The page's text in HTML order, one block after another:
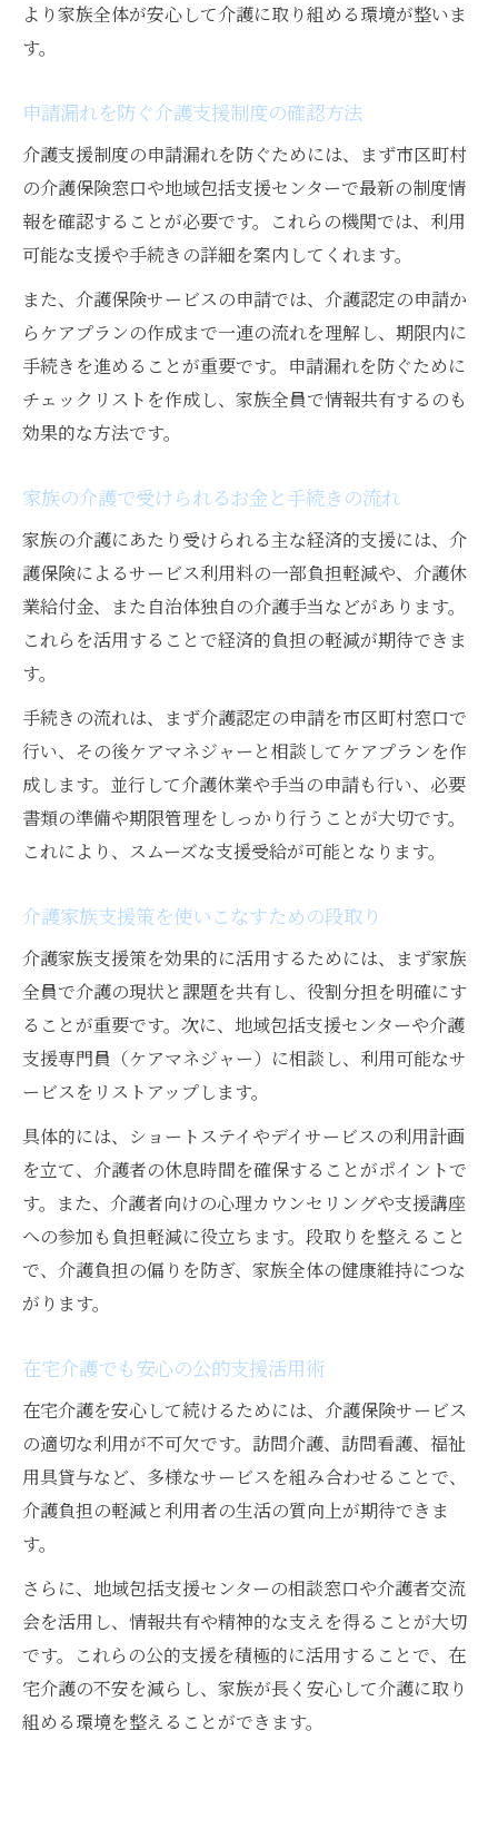
より家族全体が安心して介護に取り組める環境が整いま
す。
申請漏れを防ぐ介護支援制度の確認方法
介護支援制度の申請漏れを防ぐためには、まず市区町村
の介護保険窓口や地域包括支援センターで最新の制度情
報を確認することが必要です。これらの機関では、利用
可能な支援や手続きの詳細を案内してくれます。
また、介護保険サービスの申請では、介護認定の申請か
らケアプランの作成まで一連の流れを理解し、期限内に
手続きを進めることが重要です。申請漏れを防ぐために
チェックリストを作成し、家族全員で情報共有するのも
効果的な方法です。
家族の介護で受けられるお金と手続きの流れ
家族の介護にあたり受けられる主な経済的支援には、介
護保険によるサービス利用料の一部負担軽減や、介護休
業給付金、また自治体独自の介護手当などがあります。
これらを活用することで経済的負担の軽減が期待できま
す。
手続きの流れは、まず介護認定の申請を市区町村窓口で
行い、その後ケアマネジャーと相談してケアプランを作
成します。並行して介護休業や手当の申請も行い、必要
書類の準備や期限管理をしっかり行うことが大切です。
これにより、スムーズな支援受給が可能となります。
介護家族支援策を使いこなすための段取り
介護家族支援策を効果的に活用するためには、まず家族
全員で介護の現状と課題を共有し、役割分担を明確にす
ることが重要です。次に、地域包括支援センターや介護
支援専門員（ケアマネジャー）に相談し、利用可能なサ
ービスをリストアップします。
具体的には、ショートステイやデイサービスの利用計画
を立て、介護者の休息時間を確保することがポイントで
す。また、介護者向けの心理カウンセリングや支援講座
への参加も負担軽減に役立ちます。段取りを整えること
で、介護負担の偏りを防ぎ、家族全体の健康維持につな
がります。
在宅介護でも安心の公的支援活用術
在宅介護を安心して続けるためには、介護保険サービス
の適切な利用が不可欠です。訪問介護、訪問看護、福祉
用具貸与など、多様なサービスを組み合わせることで、
介護負担の軽減と利用者の生活の質向上が期待できま
す。
さらに、地域包括支援センターの相談窓口や介護者交流
会を活用し、情報共有や精神的な支えを得ることが大切
です。これらの公的支援を積極的に活用することで、在
宅介護の不安を減らし、家族が長く安心して介護に取り
組める環境を整えることができます。